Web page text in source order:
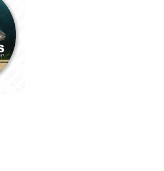
Pridėti
į norų
sąrašą